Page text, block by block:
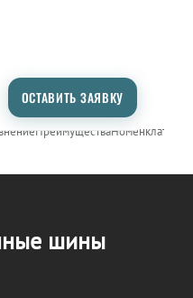
ОСТАВИТЬ ЗАЯВКУ
ПреимуществаНоменклатура
шины